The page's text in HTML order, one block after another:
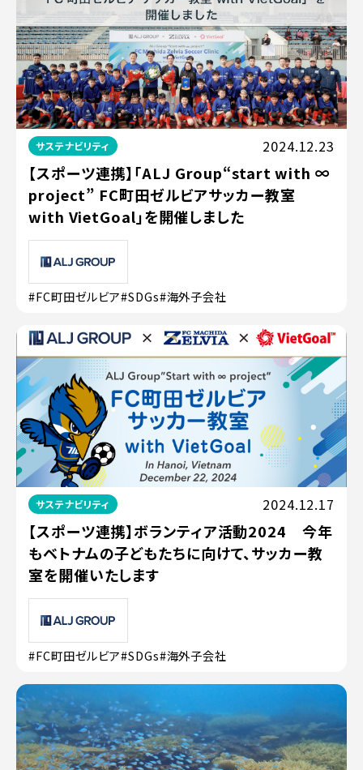
サステナビリティ 2024.12.23
【スポーツ連携】「ALJ Group“start with ∞
project” FC町田ゼルビアサッカー教室
with VietGoal」を開催しました
#FC町田ゼルビア#SDGs#海外子会社
サステナビリティ 2024.12.17
【スポーツ連携】ボランティア活動2024 今年
もベトナムの子どもたちに向けて、サッカー教
室を開催いたします
#FC町田ゼルビア#SDGs#海外子会社